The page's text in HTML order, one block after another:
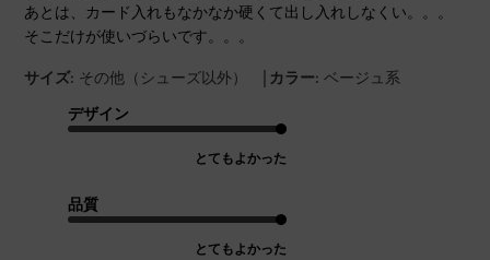
あとは、カード入れもなかなか硬くて出し入れしなくい。。。
そこだけが使いづらいです。。。
サイズ: その他（シューズ以外） | カラー: ベージュ系
デザイン
とてもよかった
品質
とてもよかった